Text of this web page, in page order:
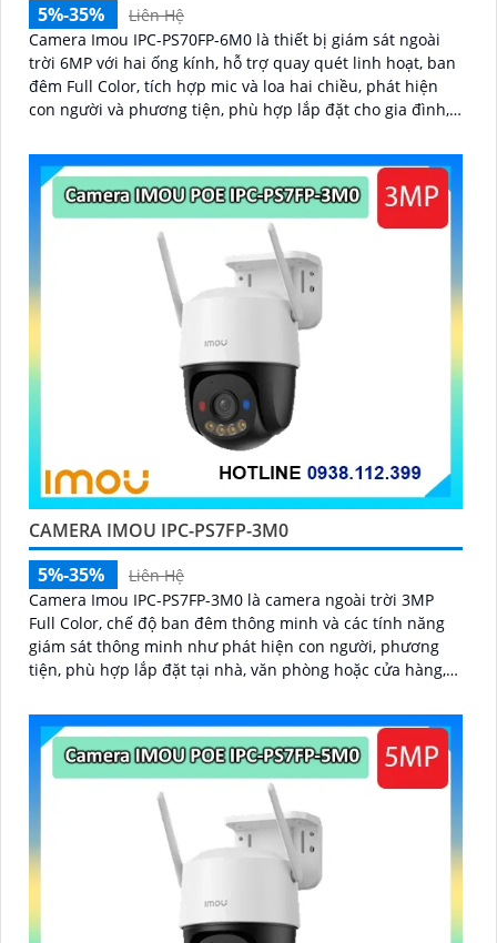
5%-35%
Liên Hệ
Camera Imou IPC-PS70FP-6M0 là thiết bị giám sát ngoài
trời 6MP với hai ống kính, hỗ trợ quay quét linh hoạt, ban
đêm Full Color, tích hợp mic và loa hai chiều, phát hiện
con người và phương tiện, phù hợp lắp đặt cho gia đình,
CAMERA IMOU IPC-PS7FP-3M0
5%-35%
Liên Hệ
Camera Imou IPC-PS7FP-3M0 là camera ngoài trời 3MP
Full Color, chế độ ban đêm thông minh và các tính năng
giám sát thông minh như phát hiện con người, phương
tiện, phù hợp lắp đặt tại nhà, văn phòng hoặc cửa hàng,